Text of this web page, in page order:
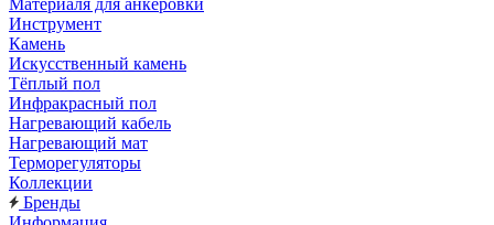
Материаля для анкеровки
Инструмент
Камень
Искусственный камень
Тёплый пол
Инфракрасный пол
Нагревающий кабель
Нагревающий мат
Терморегуляторы
Коллекции
Бренды